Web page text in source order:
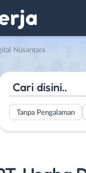
Nusantara
Tanpa Pengalaman